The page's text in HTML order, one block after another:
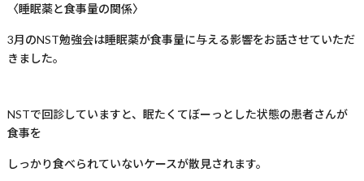
〈睡眠薬と食事量の関係〉
3月のNST勉強会は睡眠薬が食事量に与える影響をお話させていただ
きました。
NSTで回診していますと、眠たくてぼーっとした状態の患者さんが
食事を
しっかり食べられていないケースが散見されます。